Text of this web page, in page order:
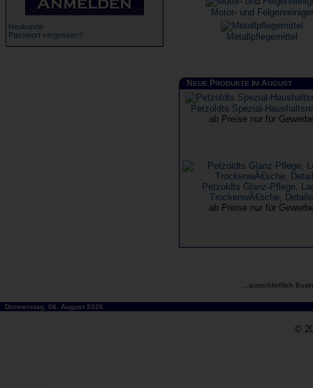
Neukunde
Passwort vergessen?
Motor- und Felgenreiniger
Metallpflegemittel
N EUE PRODUKTE M AUGUST
Petzoldts Spezial-
ab Preise nur für
Petzoldts Glanz-Pflege,
TrockenwÃ€sche,
ab Preise nur für
...ausschließlich
Donnerstag, 06. August 2026
©